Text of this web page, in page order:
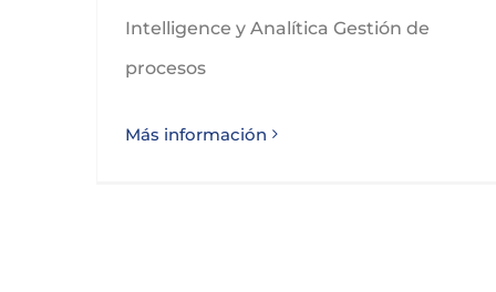
Intelligence y Analítica Gestión de
procesos
Más información